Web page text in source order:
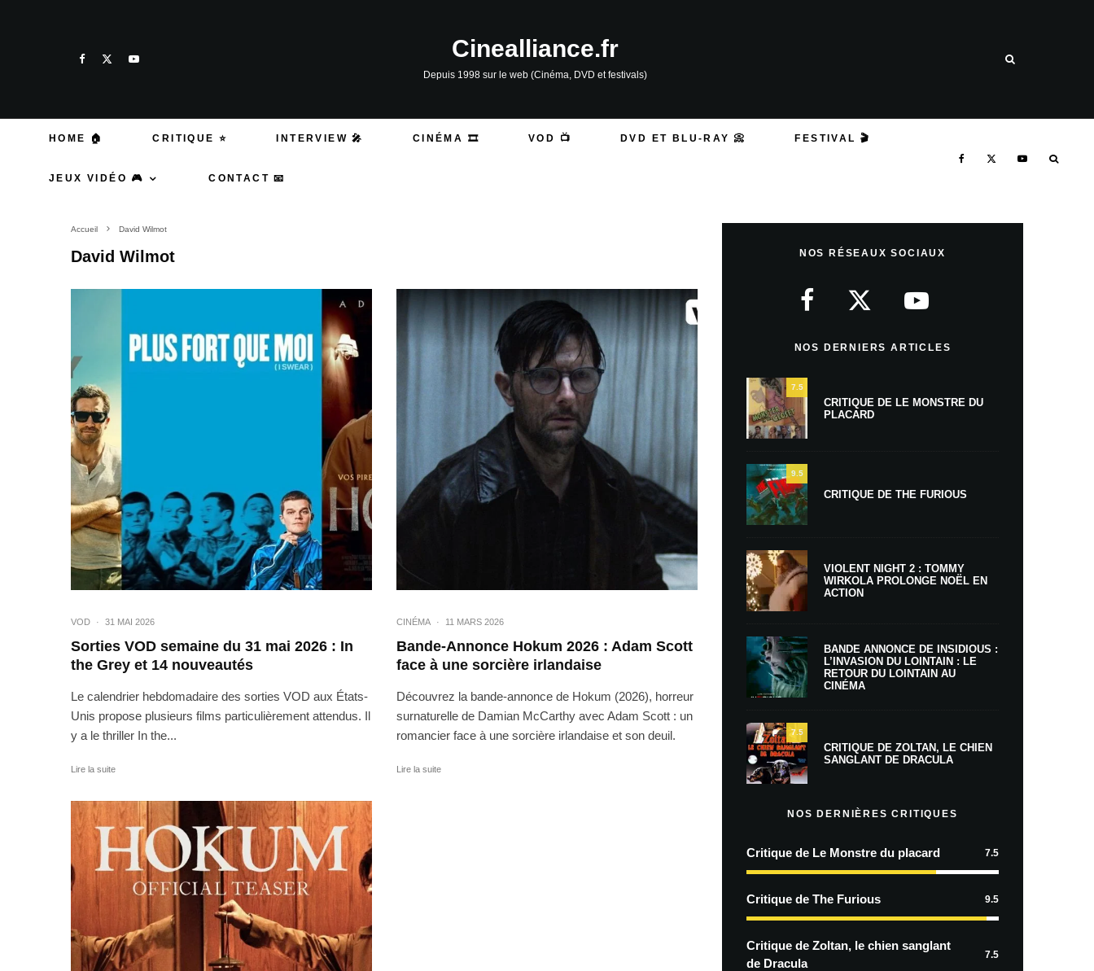
Cinealliance.fr
Depuis 1998 sur le web (Cinéma, DVD et festivals)
HOME 🏠 CRITIQUE ⭐ INTERVIEW 🎤 CINÉMA 🎞️ VOD 📺 DVD ET BLU-RAY 📀 FESTIVAL 🎬
JEUX VIDÉO 🎮 CONTACT 📧
Accueil David Wilmot
David Wilmot
VOD · 31 MAI 2026
Sorties VOD semaine du 31 mai 2026 : In
the Grey et 14 nouveautés
Le calendrier hebdomadaire des sorties VOD aux États-
Unis propose plusieurs films particulièrement attendus. Il
y a le thriller In the...
Lire la suite
CINÉMA · 11 MARS 2026
Bande-Annonce Hokum 2026 : Adam Scott
face à une sorcière irlandaise
Découvrez la bande-annonce de Hokum (2026), horreur
surnaturelle de Damian McCarthy avec Adam Scott : un
romancier face à une sorcière irlandaise et son deuil.
Lire la suite
NOS RÉSEAUX SOCIAUX
NOS DERNIERS ARTICLES
7.5
CRITIQUE DE LE MONSTRE DU
PLACARD
9.5
CRITIQUE DE THE FURIOUS
VIOLENT NIGHT 2 : TOMMY
WIRKOLA PROLONGE NOËL EN
ACTION
BANDE ANNONCE DE INSIDIOUS :
L’INVASION DU LOINTAIN : LE
RETOUR DU LOINTAIN AU
CINÉMA
7.5
CRITIQUE DE ZOLTAN, LE CHIEN
SANGLANT DE DRACULA
NOS DERNIÈRES CRITIQUES
Critique de Le Monstre du placard 7.5
Critique de The Furious 9.5
Critique de Zoltan, le chien sanglant
de Dracula
7.5